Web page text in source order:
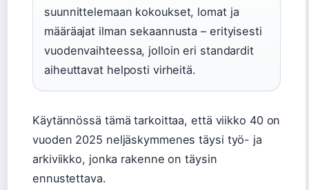
suunnittelemaan kokoukset, lomat ja
määräajat ilman sekaannusta – erityisesti
vuodenvaihteessa, jolloin eri standardit
aiheuttavat helposti virheitä.
Käytännössä tämä tarkoittaa, että viikko 40 on
vuoden 2025 neljäskymmenes täysi työ- ja
arkiviikko, jonka rakenne on täysin
ennustettava.